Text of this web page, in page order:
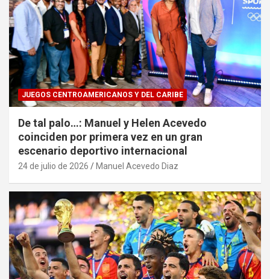
JUEGOS CENTROAMERICANOS Y DEL CARIBE
De tal palo…: Manuel y Helen Acevedo
coinciden por primera vez en un gran
escenario deportivo internacional
24 de julio de 2026 Manuel Acevedo Diaz